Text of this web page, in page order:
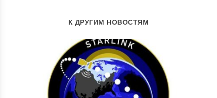
К ДРУГИМ НОВОСТЯМ